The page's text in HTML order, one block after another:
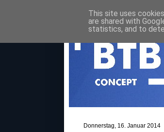
Donnerstag, 16. Januar 2014
This site uses
are shared with
statistics, and to